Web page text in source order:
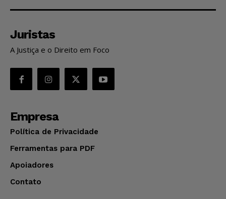
Juristas
A Justiça e o Direito em Foco
Empresa
Política de Privacidade
Ferramentas para PDF
Apoiadores
Contato